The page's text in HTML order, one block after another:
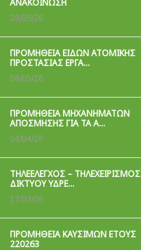
ΑΝΑΚΟΙΝΩΣΗ
28/05/26
ΠΡΟΜΉΘΕΙΑ ΕΙΔΏΝ ΑΤΟΜΙΚΉΣ
ΠΡΟΣΤΑΣΊΑΣ ΕΡΓΑ…
08/05/26
ΠΡΟΜΗΘΕΙΑ ΜΗΧΑΝΗΜΑΤΩΝ
ΑΠΟΣΜΗΣΗΣ ΓΙΑ ΤΑ Α…
04/04/26
ΤΗΛΕΕΛΕΓΧΟΣ – ΤΗΛΕΧΕΙΡΙΣΜΟΣ
ΔΙΚΤΥΟΥ ΥΔΡΕ…
17/03/26
ΠΡΟΜΗΘΕΙΑ ΚΑΥΣΙΜΩΝ ΕΤΟΥΣ
220263